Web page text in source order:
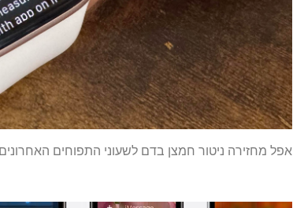
אפל מחזירה ניטור חמצן בדם לשעוני התפוחים